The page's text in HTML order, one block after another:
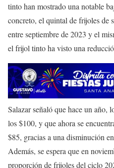
tinto han mostrado una notable
concreto, el quintal de frijoles de
entre septiembre de 2023 y el
el frijol tinto ha visto una
Salazar señaló que hace un año,
los $100, y que ahora se
$85, gracias a una disminución
Además, se espera que en
proporción de frijoles del ciclo